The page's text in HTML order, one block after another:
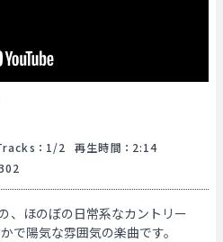
： 1/2 再生時間 ： 2:14
、ほのぼの日常系なカントリー
で陽気な雰囲気の楽曲です。